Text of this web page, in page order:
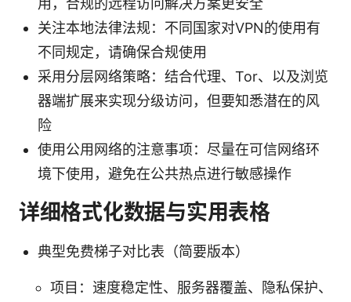
关注本地法律法规：不同国家对VPN的使用有
不同规定，请确保合规使用
采用分层网络策略：结合代理、Tor、以及浏览
器端扩展来实现分级访问，但要知悉潜在的风
险
使用公用网络的注意事项：尽量在可信网络环
境下使用，避免在公共热点进行敏感操作
详细格式化数据与实用表格
典型免费梯子对比表（简要版本）
项目：速度稳定性、服务器覆盖、隐私保护、